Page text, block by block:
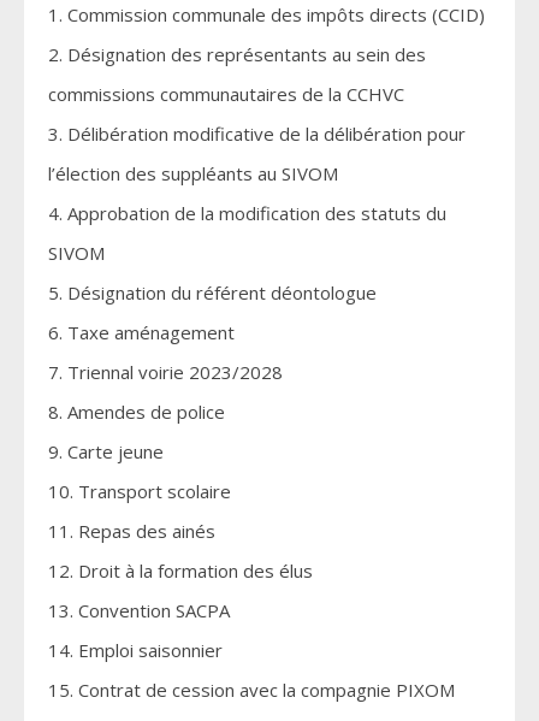
1. Commission communale des impôts directs (CCID)
2. Désignation des représentants au sein des
commissions communautaires de la CCHVC
3. Délibération modificative de la délibération pour
l’élection des suppléants au SIVOM
4. Approbation de la modification des statuts du
SIVOM
5. Désignation du référent déontologue
6. Taxe aménagement
7. Triennal voirie 2023/2028
8. Amendes de police
9. Carte jeune
10. Transport scolaire
11. Repas des ainés
12. Droit à la formation des élus
13. Convention SACPA
14. Emploi saisonnier
15. Contrat de cession avec la compagnie PIXOM